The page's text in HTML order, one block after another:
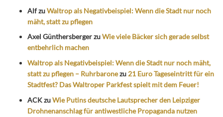
AlfzuWaltrop als Negativbeispiel: Wenn die Stadt nur noch
mäht, statt zu pflegen
Axel GünthersbergerzuWie viele Bäcker sich gerade selbst
entbehrlich machen
Waltrop als Negativbeispiel: Wenn die Stadt nur noch mäht,
statt zu pflegen – Ruhrbaronezu 21 Euro Tageseintritt für ein
Stadtfest? Das Waltroper Parkfest spielt mit dem Feuer!
ACKzuWie Putins deutsche Lautsprecher den Leipziger
Drohnenanschlag für antiwestliche Propaganda nutzen